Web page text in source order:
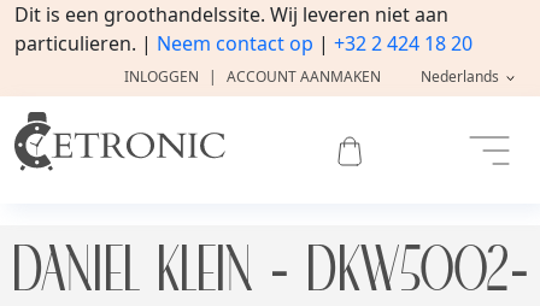
Dit is een groothandelssite. Wij leveren niet aan
particulieren. | Neem contact op | +32 2 424 18 20
INLOGGEN | ACCOUNT AANMAKEN Nederlands
DANIEL KLEIN - DKW5002-